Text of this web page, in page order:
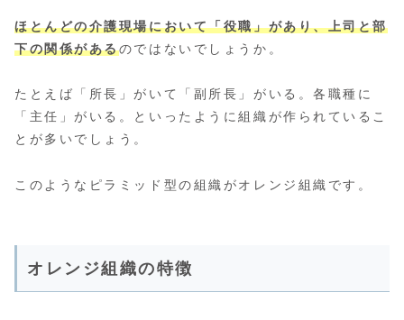
ほとんどの介護現場において「役職」があり、上司と部
下の関係があるのではないでしょうか。
たとえば「所長」がいて「副所長」がいる。各職種に
「主任」がいる。といったように組織が作られているこ
とが多いでしょう。
このようなピラミッド型の組織がオレンジ組織です。
オレンジ組織の特徴